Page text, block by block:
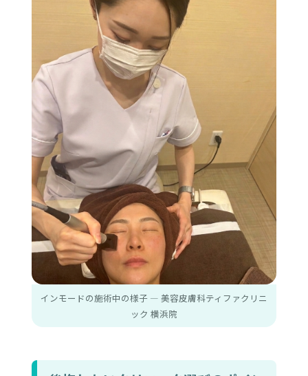
インモードの施術中の様子 ― 美容皮膚科ティファクリニ
ック 横浜院